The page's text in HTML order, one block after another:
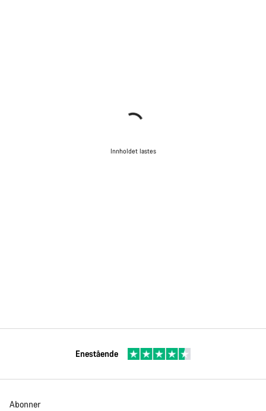
Innholdet lastes
Enestående
Abonner